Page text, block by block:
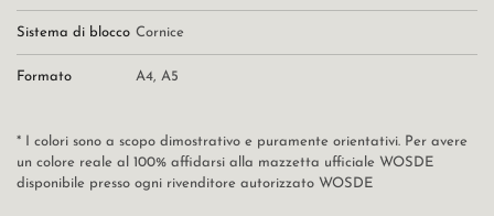
Sistema di blocco Cornice
Formato A4, A5
* I colori sono a scopo dimostrativo e puramente orientativi. Per avere
un colore reale al 100% affidarsi alla mazzetta ufficiale WOSDE
disponibile presso ogni rivenditore autorizzato WOSDE